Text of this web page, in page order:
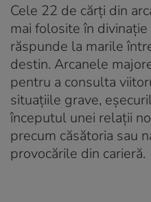
Cele 22 de cărți din
mai folosite în
răspunde la marile
destin. Arcanele
pentru a consulta
situațiile grave,
începutul unei relații
precum căsătoria sau
provocările din carieră.